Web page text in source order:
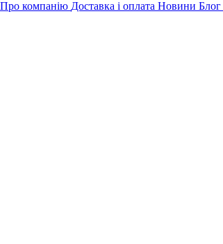
Про компанію Доставка і оплата Новини Блог